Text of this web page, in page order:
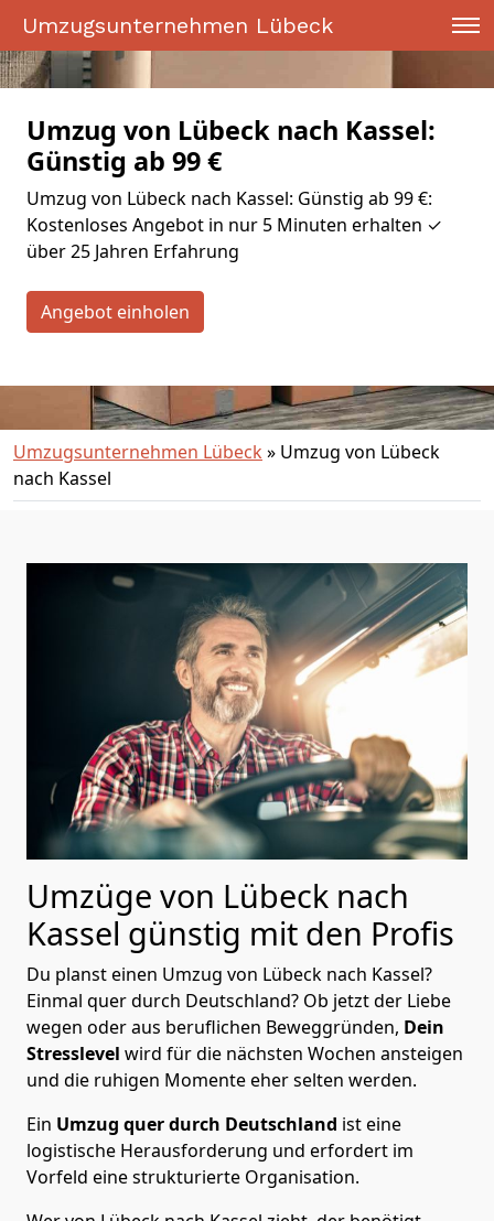
Umzugsunternehmen Lübeck
Umzug von Lübeck nach Kassel:
Günstig ab 99 €
Umzug von Lübeck nach Kassel: Günstig ab 99 €:
Kostenloses Angebot in nur 5 Minuten erhalten ✓
über 25 Jahren Erfahrung
Angebot einholen
Umzugsunternehmen Lübeck » Umzug von Lübeck
nach Kassel
Umzüge von Lübeck nach
Kassel günstig mit den Profis
Du planst einen Umzug von Lübeck nach Kassel?
Einmal quer durch Deutschland? Ob jetzt der Liebe
wegen oder aus beruflichen Beweggründen, Dein
Stresslevel wird für die nächsten Wochen ansteigen
und die ruhigen Momente eher selten werden.
Ein Umzug quer durch Deutschland ist eine
logistische Herausforderung und erfordert im
Vorfeld eine strukturierte Organisation.